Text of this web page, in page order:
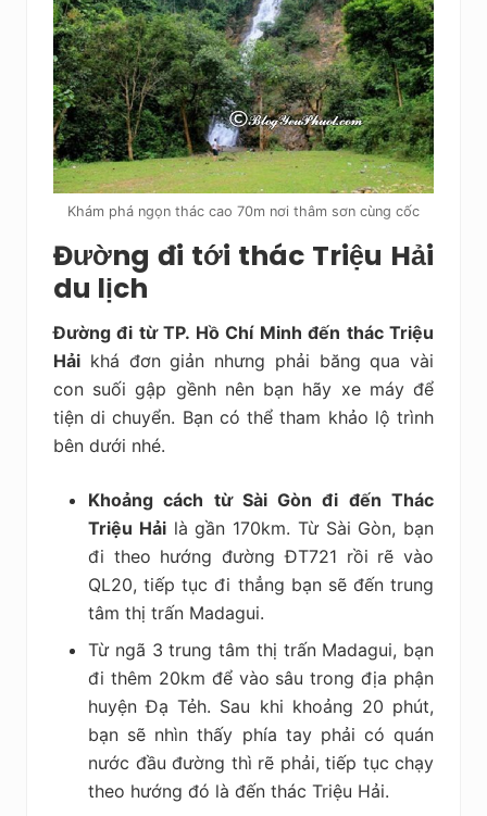
Khám phá ngọn thác cao 70m nơi thâm sơn cùng cốc
Đường đi tới thác Triệu Hải
du lịch
Đường đi từ TP. Hồ Chí Minh đến thác Triệu
Hải khá đơn giản nhưng phải băng qua vài
con suối gập gềnh nên bạn hãy xe máy để
tiện di chuyển. Bạn có thể tham khảo lộ trình
bên dưới nhé.
Khoảng cách từ Sài Gòn đi đến Thác
Triệu Hảilà gần 170km. Từ Sài Gòn, bạn
đi theo hướng đường ĐT721 rồi rẽ vào
QL20, tiếp tục đi thẳng bạn sẽ đến trung
tâm thị trấn Madagui.
Từ ngã 3 trung tâm thị trấn Madagui, bạn
đi thêm 20km để vào sâu trong địa phận
huyện Đạ Tẻh. Sau khi khoảng 20 phút,
bạn sẽ nhìn thấy phía tay phải có quán
nước đầu đường thì rẽ phải, tiếp tục chạy
theo hướng đó là đến thác Triệu Hải.